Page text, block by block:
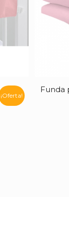
¡Oferta!
Funda